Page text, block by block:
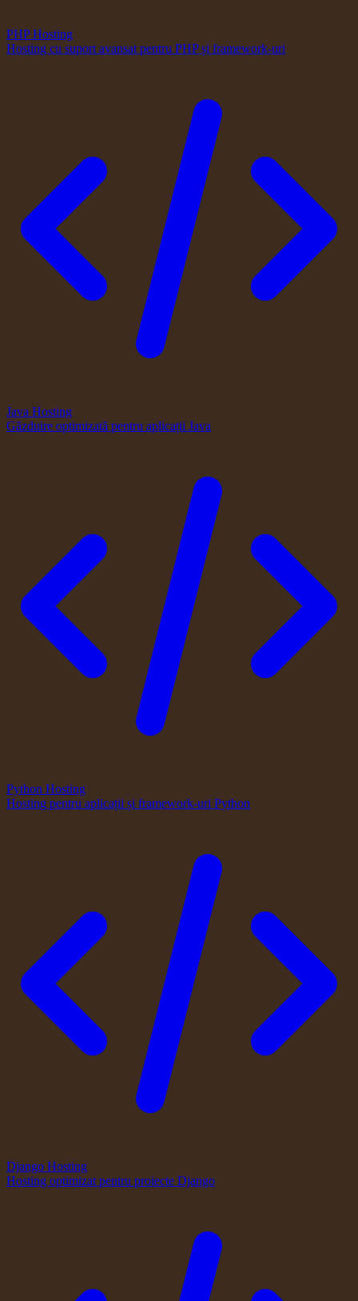
PHP Hosting
Hosting cu suport avansat pentru PHP și framework-uri
Java Hosting
Găzduire optimizată pentru aplicații Java
Python Hosting
Hosting pentru aplicații și framework-uri Python
Django Hosting
Hosting optimizat pentru proiecte Django